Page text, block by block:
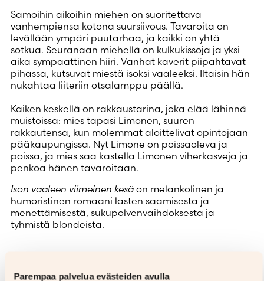
Parempaa palvelua evästeiden avulla
Samoihin aikoihin miehen on suoritettava
vanhempiensa kotona suursiivous. Tavaroita on
levällään ympäri puutarhaa, ja kaikki on yhtä
sotkua. Seuranaan miehellä on kulkukissoja ja yksi
aika sympaattinen hiiri. Vanhat kaverit piipahtavat
pihassa, kutsuvat miestä isoksi vaaleeksi. Iltaisin hän
nukahtaa liiteriin otsalamppu päällä.
Kaiken keskellä on rakkaustarina, joka elää lähinnä
muistoissa: mies tapasi Limonen, suuren
rakkautensa, kun molemmat aloittelivat opintojaan
pääkaupungissa. Nyt Limone on poissaoleva ja
poissa, ja mies saa kastella Limonen viherkasveja ja
penkoa hänen tavaroitaan.
Ison vaaleen viimeinen kesä on melankolinen ja
humoristinen romaani lasten saamisesta ja
menettämisestä, sukupolvenvaihdoksesta ja
tyhmistä blondeista.